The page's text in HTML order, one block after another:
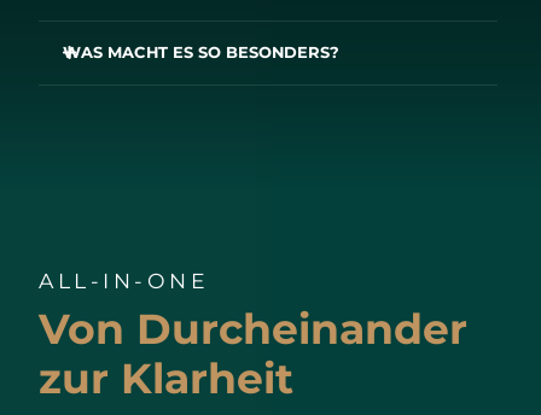
WAS MACHT ES SO BESONDERS?
✔ Verdauung⁹
✔ Knochengesundheit¹¹
✔ Augengesundheit¹²
✔ Herzgesundheit¹³
✔ Gesunde Blutbildung¹⁴
ALL-IN-ONE
Von Durcheinander
zur Klarheit